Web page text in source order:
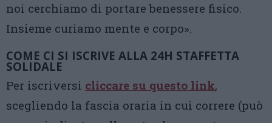
noi cerchiamo di portare benessere fisico.
Insieme curiamo mente e corpo».
COME CI SI ISCRIVE ALLA 24H STAFFETTA
SOLIDALE
Per iscriversi cliccare su questo link,
scegliendo la fascia oraria in cui correre (può